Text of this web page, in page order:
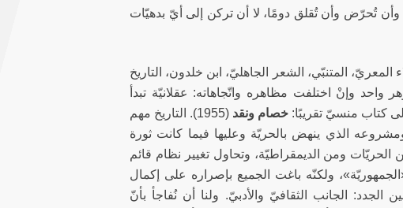
تُحرّض وأن تُقلق دومًا، لا أن تركن إلى أيّ بدهيّات
المتنبّي، الشعر الجاهليّ، ابن خلدون، التاريخ
واحد وإنْ اختلفت مظاهره واتّجاهاته: عقلانيّة تبدأ
كتاب منسيّ تقريبًا: خصام ونقد
(1955). التاريخ مهم
الذي ينهض بالحريّة وعليها فيما كانت ثورة
ومن الديمقراطيّة، وتحاول تغيير نظام قائم
ولكنّه باغت الجميع بإصراره على إكمال
الجانب الثقافيّ والأدبيّ. ولنا أن نُفاجأ بأنّ